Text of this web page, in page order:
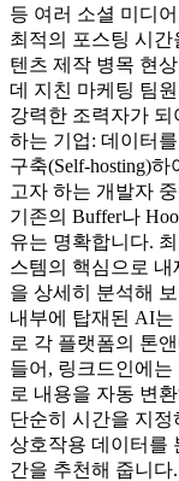
등 여러 소셜 미디
최적의 포스팅 시
텐츠 제작 병목 현
데 지친 마케팅 팀
강력한 조력자가 되
하는 기업: 데이터
구축(Self-hosting)
고자 하는 개발자
기존의 Buffer나
유는 명확합니다.
스템의 핵심으로 내
을 상세히 분석해
내부에 탑재된 AI
로 각 플랫폼의 톤
들어, 링크드인에
로 내용을 자동 변
단순히 시간을 지
상호작용 데이터를
간을 추천해 줍니다